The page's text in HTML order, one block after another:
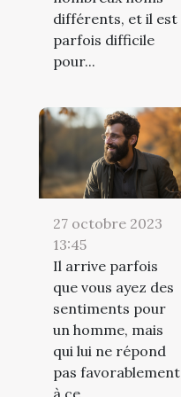
différents, et il est
parfois difficile
pour...
27 octobre 2023
13:45
Il arrive parfois
que vous ayez des
sentiments pour
un homme, mais
qui lui ne répond
pas favorablement
à ce...